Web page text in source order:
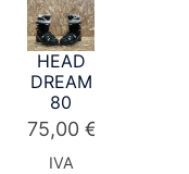
HEAD
DREAM
80
75,00 €
IVA